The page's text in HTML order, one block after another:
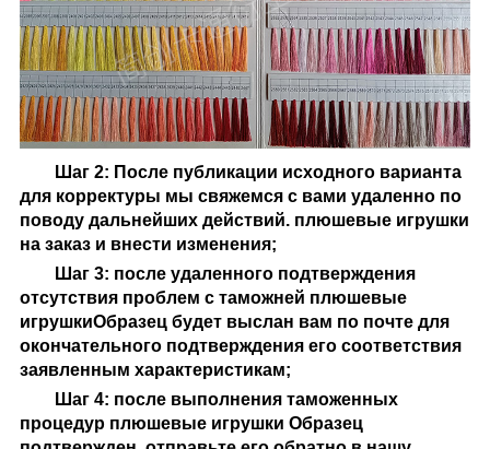
Шаг 2: После публикации исходного варианта
для корректуры мы свяжемся с вами удаленно по
поводу дальнейших действий. плюшевые игрушки
на закази внести изменения;
Шаг 3: после удаленного подтверждения
отсутствия проблем с таможней плюшевые
игрушкиОбразец будет выслан вам по почте для
окончательного подтверждения его соответствия
заявленным характеристикам;
Шаг 4: после выполнения таможенных
процедур плюшевые игрушки Образец